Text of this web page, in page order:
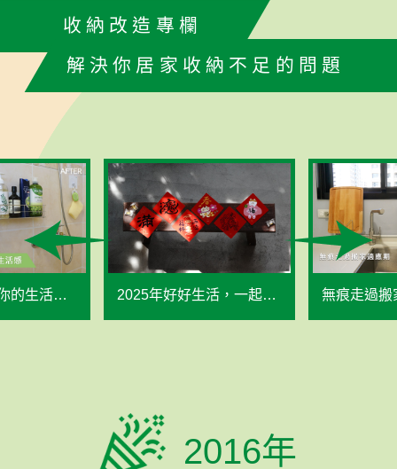
收納改造專欄
解決你居家收納不足的問題
的生活感 -
2025年好好生活，一起
來，貼春聯祈福
無痕走過搬
2016年